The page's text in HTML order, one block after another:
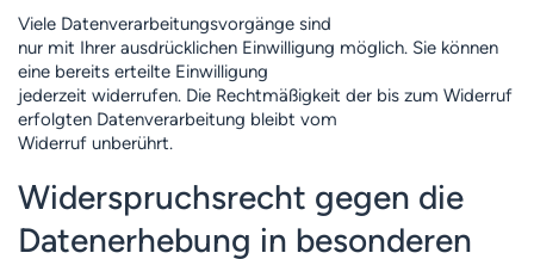
Viele Datenverarbeitungsvorgänge sind
nur mit Ihrer ausdrücklichen Einwilligung möglich. Sie können
eine bereits erteilte Einwilligung
jederzeit widerrufen. Die Rechtmäßigkeit der bis zum Widerruf
erfolgten Datenverarbeitung bleibt vom
Widerruf unberührt.
Widerspruchsrecht gegen die
Datenerhebung in besonderen